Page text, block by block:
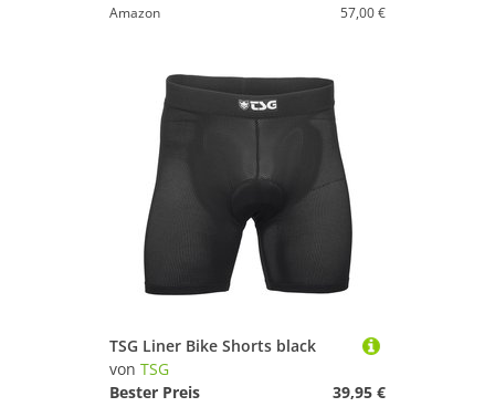
Amazon
57,00 €
TSG Liner Bike Shorts black
von TSG
Bester Preis
39,95 €